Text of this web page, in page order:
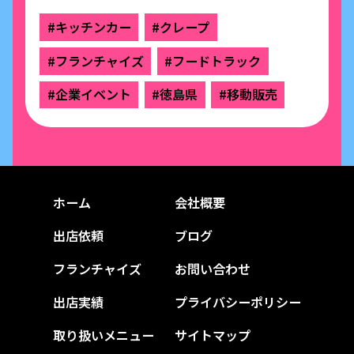
#キッチンカー
#クレープ
#フランチャイズ
#フードトラック
#企業イベント
#徳島県 #移動販売
ホーム
出店依頼
フランチャイズ
出店実績
取り扱いメニュー
会社概要
ブログ
お問い合わせ
プライバシーポリシー
サイトマップ